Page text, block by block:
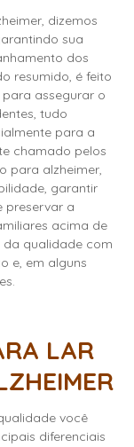
, dizemos
sua
dos
resumido, é feito
assegurar o
tudo
para a
chamado pelos
para alzheimer,
garantir
preservar a
acima de
qualidade com
e, em alguns
LAR
você
diferenciais